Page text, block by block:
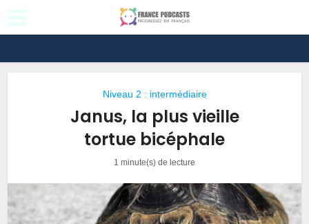
Niveau 2 : intermédiaire
Janus, la plus vieille
tortue bicéphale
1 minute(s) de lecture